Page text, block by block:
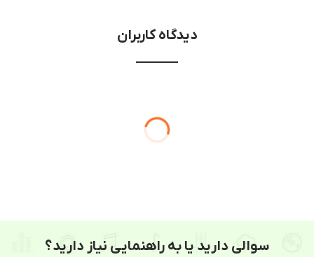
دیدگاه کاربران
سوالی دارید یا به راهنمایی نیاز دارید؟